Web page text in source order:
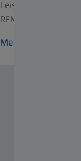
Leistung von ZEISS
REM (REM mit
Mehr zu Atlas 5